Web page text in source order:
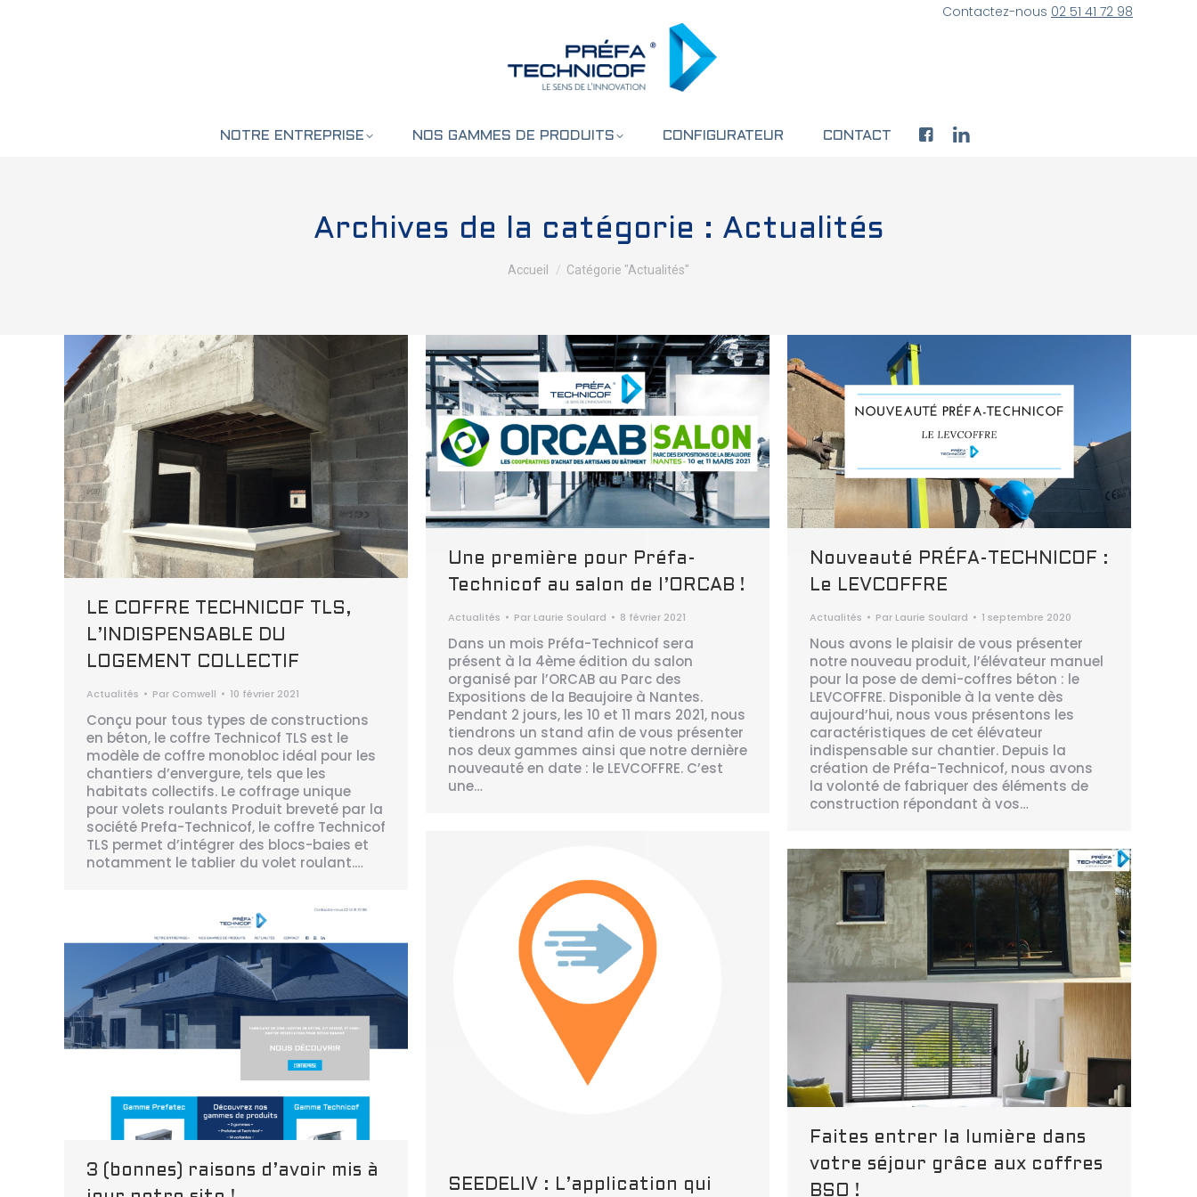
Contactez-nous 02 51 41 72 98
NOTRE ENTREPRISE NOS GAMMES DE PRODUITS CONFIGURATEUR CONTACT
Archives de la catégorie : Actualités
Accueil Catégorie "Actualités"
LE COFFRE TECHNICOF TLS,
L’INDISPENSABLE DU
LOGEMENT COLLECTIF
Actualités Par Comwell 10 février 2021
Conçu pour tous types de constructions
en béton, le coffre Technicof TLS est le
modèle de coffre monobloc idéal pour les
chantiers d’envergure, tels que les
habitats collectifs. Le coffrage unique
pour volets roulants Produit breveté par la
société Prefa-Technicof, le coffre Technicof
TLS permet d’intégrer des blocs-baies et
notamment le tablier du volet roulant.…
Une première pour Préfa-
Technicof au salon de l’ORCAB !
Actualités Par Laurie Soulard 8 février 2021
Dans un mois Préfa-Technicof sera
présent à la 4ème édition du salon
organisé par l’ORCAB au Parc des
Expositions de la Beaujoire à Nantes.
Pendant 2 jours, les 10 et 11 mars 2021, nous
tiendrons un stand afin de vous présenter
nos deux gammes ainsi que notre dernière
nouveauté en date : le LEVCOFFRE. C’est
une…
Nouveauté PRÉFA-TECHNICOF :
Le LEVCOFFRE
Actualités Par Laurie Soulard 1 septembre 2020
Nous avons le plaisir de vous présenter
notre nouveau produit, l’élévateur manuel
pour la pose de demi-coffres béton : le
LEVCOFFRE. Disponible à la vente dès
aujourd’hui, nous vous présentons les
caractéristiques de cet élévateur
indispensable sur chantier. Depuis la
création de Préfa-Technicof, nous avons
la volonté de fabriquer des éléments de
construction répondant à vos…
SEEDELIV : L’application qui
Faites entrer la lumière dans
votre séjour grâce aux coffres
BSO !
3 (bonnes) raisons d’avoir mis à